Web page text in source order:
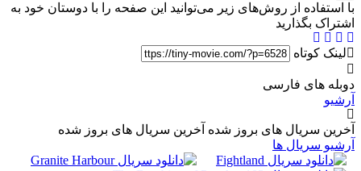
با استفاده از روش‌های زیر می‌توانید این صفحه را با دوستان خود به
اشتراک بگذارید
لینک کوتاه
دوبله های فارسی
آرشیو
آخرین سریال های بروز شده آخرین سریال های بروز شده
آرشیو سریال ها